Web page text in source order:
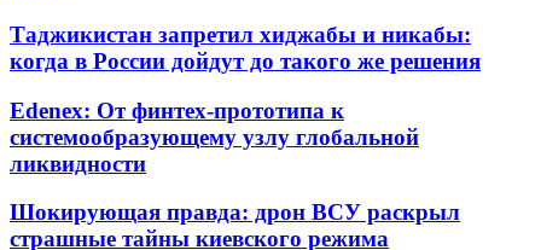
Таджикистан запретил хиджабы и никабы:
когда в России дойдут до такого же решения
Edenex: От финтех-прототипа к
системообразующему узлу глобальной
ликвидности
Шокирующая правда: дрон ВСУ раскрыл
страшные тайны киевского режима